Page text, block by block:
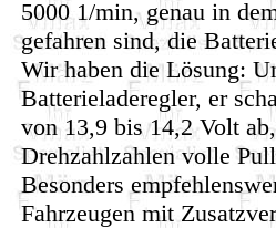
5000 1/min, genau in
gefahren sind, die
Wir haben die Lösung:
Batterieladeregler, er
von 13,9 bis 14,2 Volt
Drehzahlzahlen volle
Besonders
Fahrzeugen mit